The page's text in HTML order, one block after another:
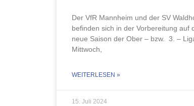
Der VfR Mannheim und der SV
befinden sich in der Vorbereitung auf
neue Saison der Ober – bzw. 3. –
Mittwoch,
WEITERLESEN »
15. Juli 2024